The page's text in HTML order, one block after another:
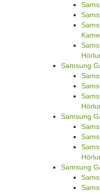
Samsung
Samsung
Samsung